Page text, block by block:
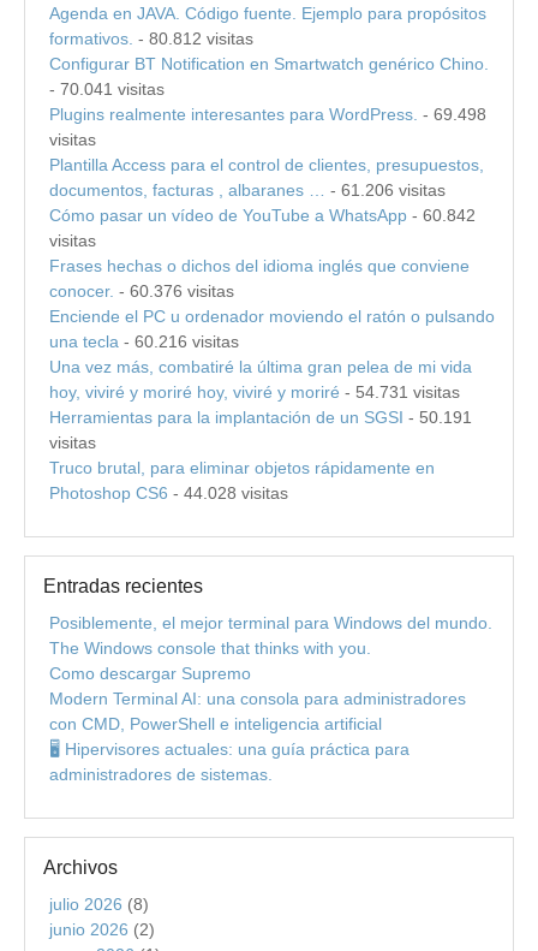
Agenda en JAVA. Código fuente. Ejemplo para propósitos
formativos. - 80.812 visitas
Configurar BT Notification en Smartwatch genérico Chino.
- 70.041 visitas
Plugins realmente interesantes para WordPress. - 69.498
visitas
Plantilla Access para el control de clientes, presupuestos,
documentos, facturas , albaranes … - 61.206 visitas
Cómo pasar un vídeo de YouTube a WhatsApp - 60.842
visitas
Frases hechas o dichos del idioma inglés que conviene
conocer. - 60.376 visitas
Enciende el PC u ordenador moviendo el ratón o pulsando
una tecla - 60.216 visitas
Una vez más, combatiré la última gran pelea de mi vida
hoy, viviré y moriré hoy, viviré y moriré - 54.731 visitas
Herramientas para la implantación de un SGSI - 50.191
visitas
Truco brutal, para eliminar objetos rápidamente en
Photoshop CS6 - 44.028 visitas
Entradas recientes
Posiblemente, el mejor terminal para Windows del mundo.
The Windows console that thinks with you.
Como descargar Supremo
Modern Terminal AI: una consola para administradores
con CMD, PowerShell e inteligencia artificial
🖥️ Hipervisores actuales: una guía práctica para
administradores de sistemas.
Archivos
julio 2026 (8)
junio 2026 (2)